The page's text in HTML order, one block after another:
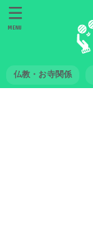
仏教・お寺関係
MENU